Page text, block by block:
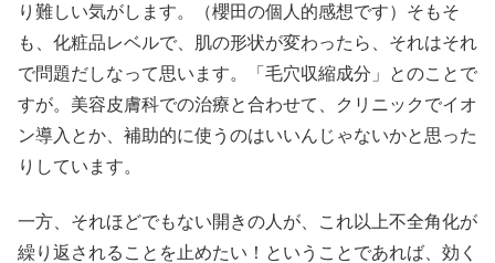
り難しい気がします。（櫻田の個人的感想です）そもそ
も、化粧品レベルで、肌の形状が変わったら、それはそれ
で問題だしなって思います。「毛穴収縮成分」とのことで
すが。美容皮膚科での治療と合わせて、クリニックでイオ
ン導入とか、補助的に使うのはいいんじゃないかと思った
りしています。
一方、それほどでもない開きの人が、これ以上不全角化が
繰り返されることを止めたい！ということであれば、効く